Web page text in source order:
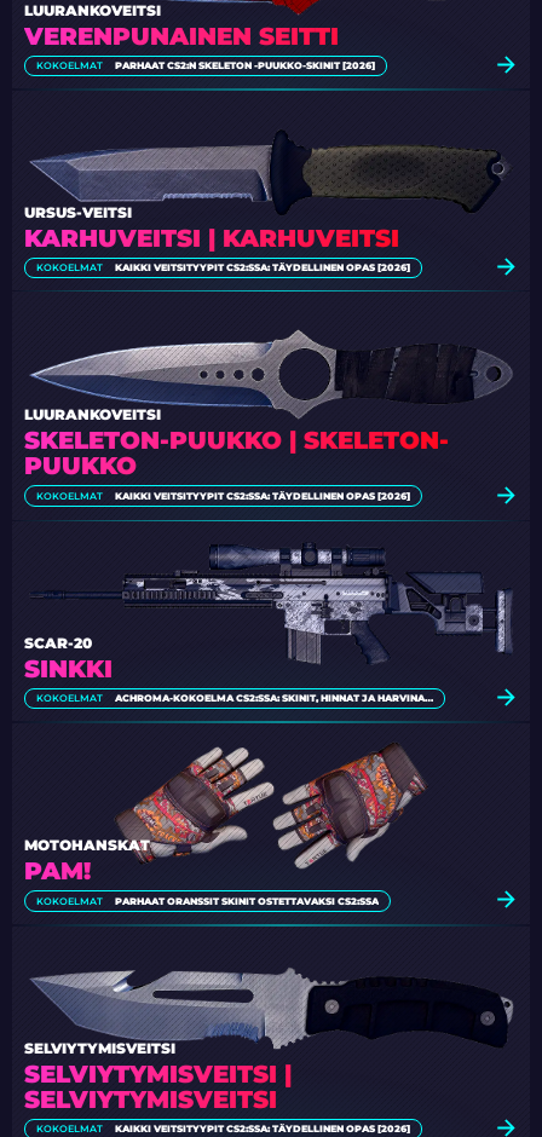
VERENPUNAINEN SEITTI
LUURANKOVEITSI
KOKOELMAT PARHAAT CS2:N SKELETON -PUUKKO-SKINIT [2026]
KARHUVEITSI | KARHUVEITSI
URSUS-VEITSI
KOKOELMAT KAIKKI VEITSITYYPIT CS2:SSA: TÄYDELLINEN OPAS [2026]
SKELETON-PUUKKO | SKELETON-
PUUKKO
LUURANKOVEITSI
KOKOELMAT KAIKKI VEITSITYYPIT CS2:SSA: TÄYDELLINEN OPAS [2026]
SINKKI
SCAR-20
KOKOELMAT ACHROMA-KOKOELMA CS2:SSA: SKINIT, HINNAT JA HARVINAISUUS
PAM!
MOTOHANSKAT
KOKOELMAT PARHAAT ORANSSIT SKINIT OSTETTAVAKSI CS2:SSA
SELVIYTYMISVEITSI |
SELVIYTYMISVEITSI
SELVIYTYMISVEITSI
KOKOELMAT KAIKKI VEITSITYYPIT CS2:SSA: TÄYDELLINEN OPAS [2026]